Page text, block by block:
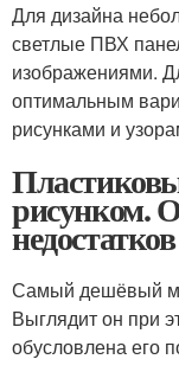
Для дизайна
светлые ПВХ
изображениями.
оптимальным
рисунками и
рисунком.
недостатков
Самый дешёвый
Выглядит он при
обусловлена его